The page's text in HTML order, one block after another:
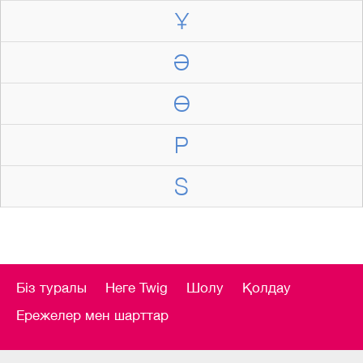
Ұ
Ә
Ө
P
S
Біз туралы Неге Twig Шолу
Қолдау
Ережелер мен шарттар